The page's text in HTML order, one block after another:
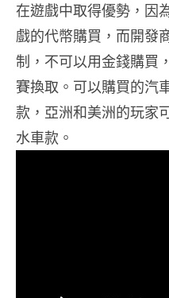
在遊戲中取得優勢，因
戲的代幣購買，而開發
制，不可以用金錢購買
賽換取。可以購買的汽
款，亞洲和美洲的玩家
水車款。